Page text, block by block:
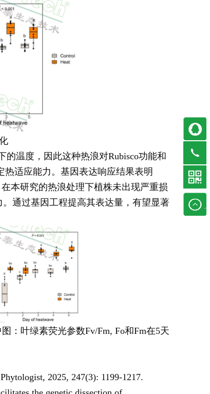
温度，因此这种热浪对Rubisco功能和
适应能力。基因表达响应结果表明
在本研究的热浪处理下植株未出现严重损
通过基因工程提高其表达量，有望显著
：叶绿素荧光参数Fv/Fm, Fo和Fm在5天
2025, 247(3): 1199-1217.